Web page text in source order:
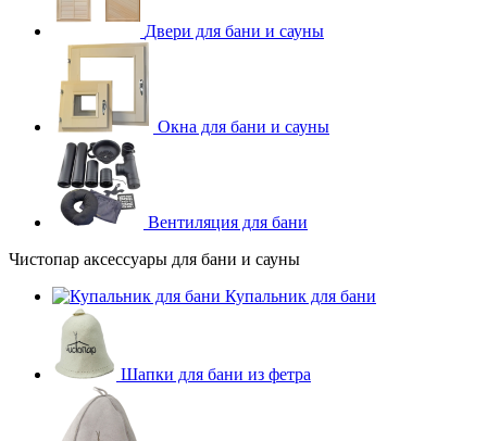
Двери для бани и сауны
Окна для бани и сауны
Вентиляция для бани
Чистопар аксессуары для бани и сауны
Купальник для бани
Шапки для бани из фетра